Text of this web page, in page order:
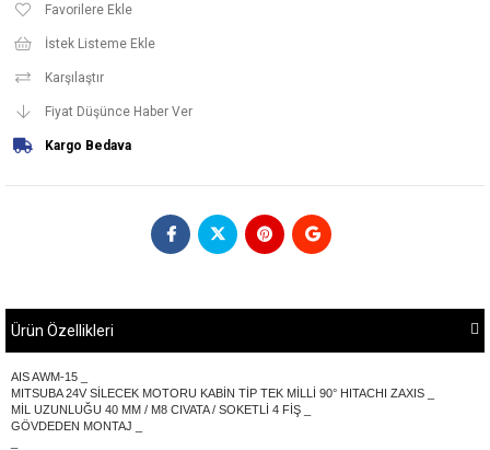
Favorilere Ekle
İstek Listeme Ekle
Karşılaştır
Fiyat Düşünce Haber Ver
Kargo Bedava
Ürün Özellikleri
AIS AWM-15 _
MITSUBA 24V SİLECEK MOTORU KABİN TİP TEK MİLLİ 90° HITACHI ZAXIS _
MİL UZUNLUĞU 40 MM / M8 CIVATA / SOKETLİ 4 FİŞ _
GÖVDEDEN MONTAJ _